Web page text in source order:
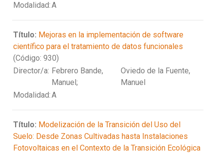
Modalidad:A
Título: Mejoras en la implementación de software
científico para el tratamiento de datos funcionales
(Código: 930)
Director/a: Febrero Bande,
Manuel;
Oviedo de la Fuente,
Manuel
Modalidad:A
Título: Modelización de la Transición del Uso del
Suelo: Desde Zonas Cultivadas hasta Instalaciones
Fotovoltaicas en el Contexto de la Transición Ecológica